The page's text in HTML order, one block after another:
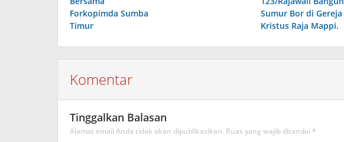
Forkopimda Sumba
Timur
Sumur Bor di Gereja
Kristus Raja Mappi.
Komentar
Tinggalkan Balasan
Alamat email Anda tidak akan dipublikasikan. Ruas yang wajib ditandai *